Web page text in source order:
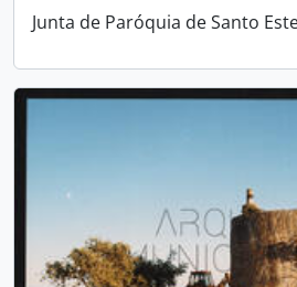
Junta de Paróquia de Santo